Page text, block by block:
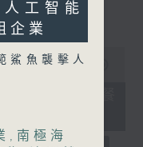
21:48
管、韓國餐
工智能
企業
鯊魚襲擊人
, 南極海